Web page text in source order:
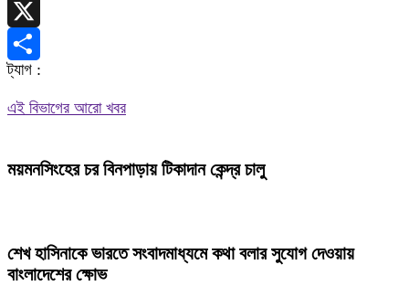
Telegram
X
Share
ট্যাগ :
এই বিভাগের আরো খবর
ময়মনসিংহের চর বিনপাড়ায় টিকাদান কেন্দ্র চালু
শেখ হাসিনাকে ভারতে সংবাদমাধ্যমে কথা বলার সুযোগ দেওয়ায়
বাংলাদেশের ক্ষোভ